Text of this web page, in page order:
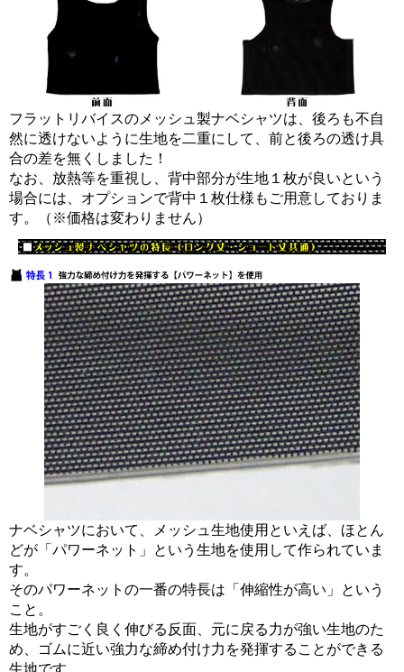
フラットリバイスのメッシュ製ナベシャツは、後ろも不自
然に透けないように生地を二重にして、前と後ろの透け具
合の差を無くしました！
なお、放熱等を重視し、背中部分が生地１枚が良いという
場合には、オプションで背中１枚仕様もご用意しておりま
す。（※価格は変わりません）
ナベシャツにおいて、メッシュ生地使用といえば、ほとん
どが「パワーネット」という生地を使用して作られていま
す。
そのパワーネットの一番の特長は「伸縮性が高い」という
こと。
生地がすごく良く伸びる反面、元に戻る力が強い生地のた
め、ゴムに近い強力な締め付け力を発揮することができる